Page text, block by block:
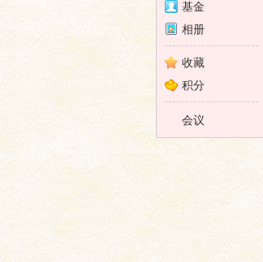
学
基金
相册
收藏
积分
会议